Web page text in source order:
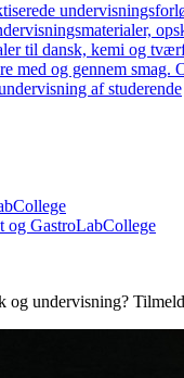
til dansk, kemi og
med og gennem smag.
af studerende
GastroLabCollege
undervisning?